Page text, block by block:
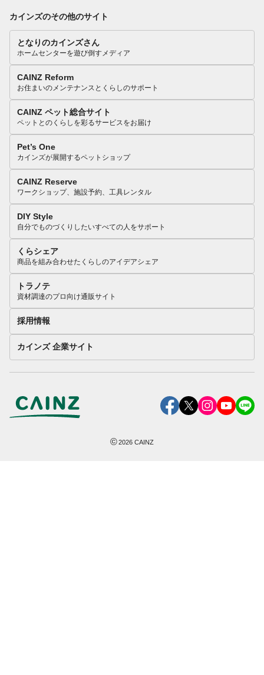
カインズのその他のサイト
となりのカインズさん
ホームセンターを遊び倒すメディア
CAINZ Reform
お住まいのメンテナンスとくらしのサポート
CAINZ ペット総合サイト
ペットとのくらしを彩るサービスをお届け
Pet’s One
カインズが展開するペットショップ
CAINZ Reserve
ワークショップ、施設予約、工具レンタル
DIY Style
自分でものづくりしたいすべての人をサポート
くらシェア
商品を組み合わせたくらしのアイデアシェア
トラノテ
資材調達のプロ向け通販サイト
採用情報
カインズ 企業サイト
©2026 CAINZ